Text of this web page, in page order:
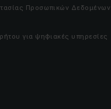
Προσωπικών Δεδομένων
για ψηφιακές υπηρεσίες